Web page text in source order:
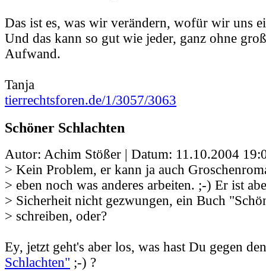
Das ist es, was wir verändern, wofür wir uns
Und das kann so gut wie jeder, ganz ohne
Aufwand.
Tanja
tierrechtsforen.de/1/3057/3063
Schöner Schlachten
Autor: Achim Stößer | Datum: 11.10.2004
> Kein Problem, er kann ja auch
> eben noch was anderes arbeiten. ;-) Er ist
> Sicherheit nicht gezwungen, ein Buch
> schreiben, oder?
Ey, jetzt geht's aber los, was hast Du gegen
Schlachten" ;-) ?